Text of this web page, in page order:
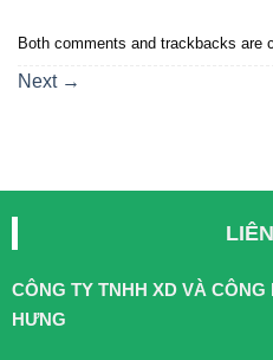
Both comments and trackbacks are
Next →
CÔNG TY TNHH XD VÀ
HƯNG